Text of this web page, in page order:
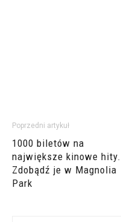
Poprzedni artykuł
1000 biletów na
największe kinowe hity.
Zdobądź je w Magnolia
Park